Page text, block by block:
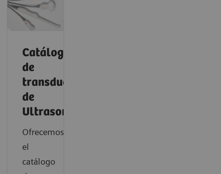
Catálogo
de
transductores
de
Ultrasonidos
Ofrecemos
el
catálogo